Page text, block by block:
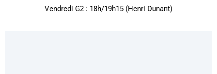
Vendredi G2 : 18h/19h15 (Henri Dunant)